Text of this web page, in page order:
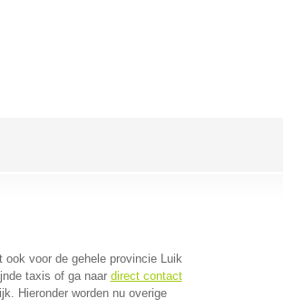
ook voor de gehele provincie Luik
taxis of ga naar direct contact
Hieronder worden nu overige